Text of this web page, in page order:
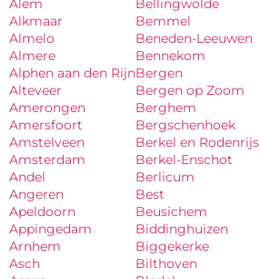
Alem
Alkmaar
Almelo
Almere
Alphen aan den Rijn
Alteveer
Amerongen
Amersfoort
Amstelveen
Amsterdam
Andel
Angeren
Apeldoorn
Appingedam
Arnhem
Asch
Bellingwolde
Bemmel
Beneden-Leeuwen
Bennekom
Bergen
Bergen op Zoom
Berghem
Bergschenhoek
Berkel en Rodenrijs
Berkel-Enschot
Berlicum
Best
Beusichem
Biddinghuizen
Biggekerke
Bilthoven